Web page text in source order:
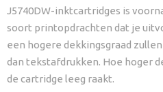
J5740DW-inktcartridges is
soort printopdrachten dat je
een hogere dekkingsgraad
dan tekstafdrukken. Hoe hoger
de cartridge leeg raakt.